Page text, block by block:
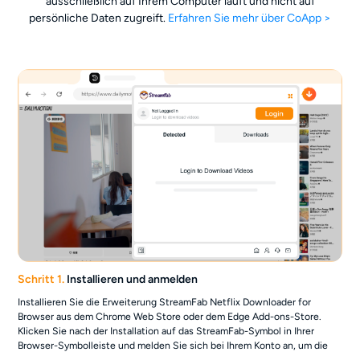
persönliche Daten zugreift. Erfahren Sie mehr über CoApp >
Schritt 1. Installieren und anmelden
Installieren Sie die Erweiterung StreamFab Netflix Downloader for
Browser aus dem Chrome Web Store oder dem Edge Add-ons-Store.
Klicken Sie nach der Installation auf das StreamFab-Symbol in Ihrer
Browser-Symbolleiste und melden Sie sich bei Ihrem Konto an, um die